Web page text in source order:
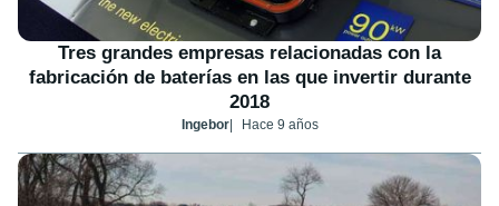
Tres grandes empresas relacionadas con la
fabricación de baterías en las que invertir durante
2018
Ingebor Hace 9 años